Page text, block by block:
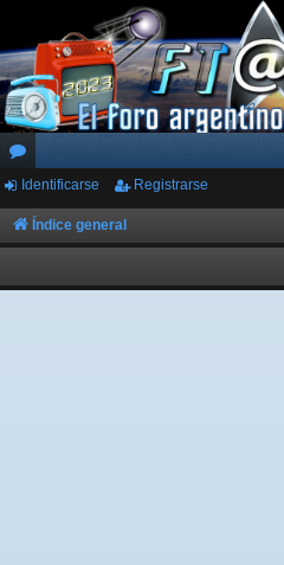
or
os
Identificarse Registrarse
Índice general